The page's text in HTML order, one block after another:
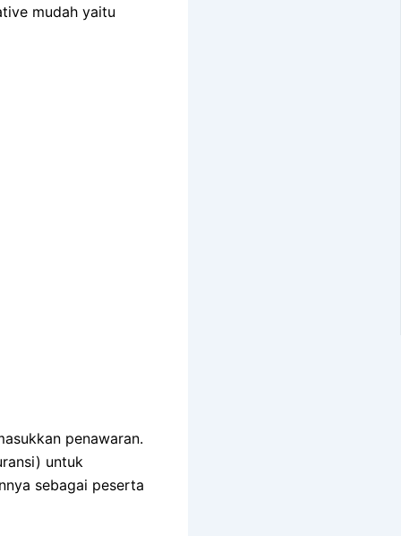
mudah yaitu
penawaran.
untuk
sebagai peserta